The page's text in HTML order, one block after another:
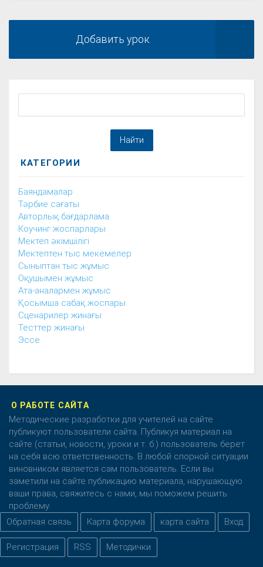
Добавить урок
КАТЕГОРИИ
Баяндамалар
Тәрбие сағаты
Авторлық бағдарлама
Коучинг жоспарлары
Мектеп әкімшілігі
Мектептен тыс мекемелер
Сыныптан тыс жұмыс
Оқушымен жұмыс
Ата-аналармен жұмыс
Қосымша сабақ жоспары
Сценарилер жинағы
Тесттер жинағы
Эссе
О РАБОТЕ САЙТА
Методические разработки для учителей на сайте
публикуют пользователи сайта. Публикуя материал на
сайте (статьи, новости, уроки и т. б.) пользователь берет
на себя всю ответственность. В любой спорной ситуации
виновником является сам пользователь. Если вы
заметили на сайте публикацию материала, нарушающую
ваши права, свяжитесь с нами, мы поможем решить
проблему.
Обратная связь
Карта форума карта сайта Вход
Регистрация RSS Методички